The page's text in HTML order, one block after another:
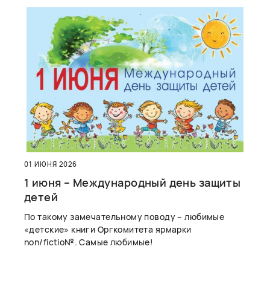
01 ИЮНЯ 2026
1 июня – Международный день защиты
детей
По такому замечательному поводу – любимые
«детские» книги Оргкомитета ярмарки
non/fictio№. Самые любимые!